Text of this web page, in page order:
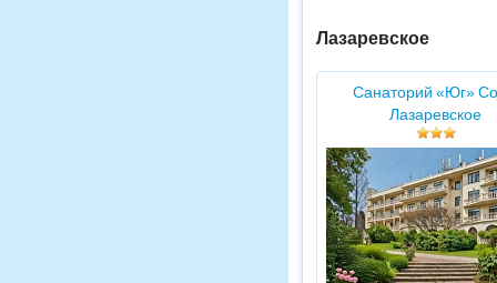
Лазаревское
Санаторий «Юг»
Лазаревское